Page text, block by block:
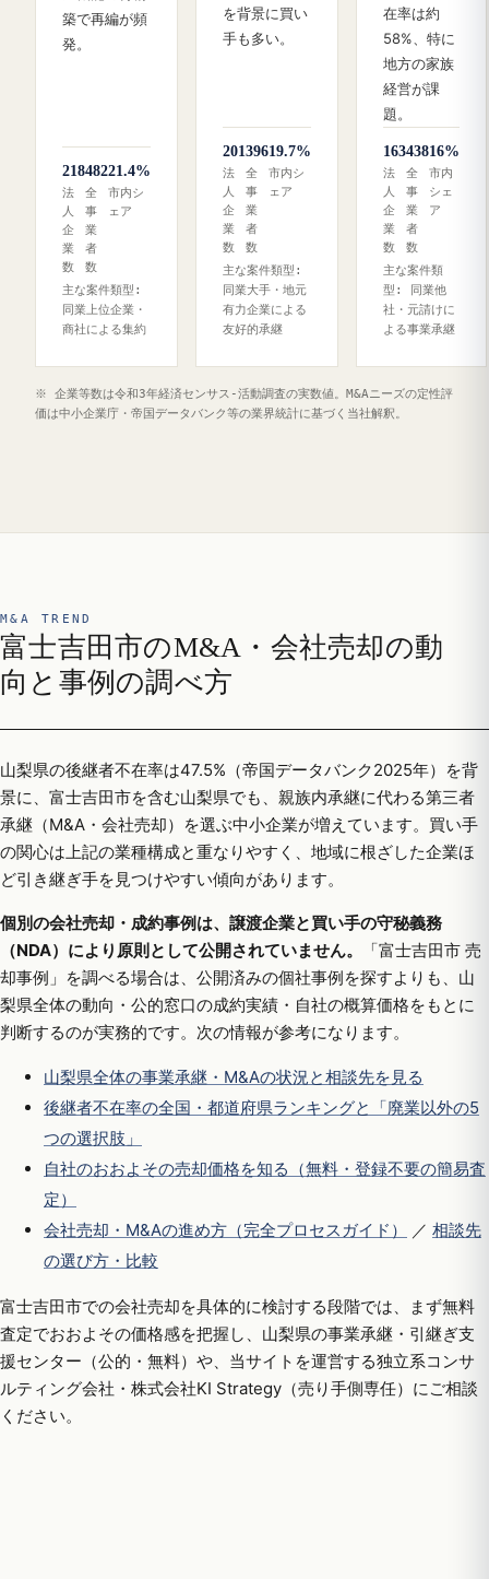
築で再編が頻
発。
218
法
人
企
業
数
482
全
事
業
者
数
21.4%
市内シ
ェア
主な案件類型:
同業上位企業・
商社による集約
を背景に買い
手も多い。
201
法
人
企
業
数
396
全
事
業
者
数
19.7%
市内シ
ェア
主な案件類型:
同業大手・地元
有力企業による
友好的承継
在率は約
58%、特に
地方の家族
経営が課
題。
163
法
人
企
業
数
438
全
事
業
者
数
16%
市内
シェ
ア
主な案件類
型: 同業他
社・元請けに
よる事業承継
※ 企業等数は令和3年経済センサス‐活動調査の実数値。M&Aニーズの定性評
価は中小企業庁・帝国データバンク等の業界統計に基づく当社解釈。
M&A TREND
富士吉田市のM&A・会社売却の動
向と事例の調べ方
山梨県の後継者不在率は47.5%（帝国データバンク2025年）を背
景に、富士吉田市を含む山梨県でも、親族内承継に代わる第三者
承継（M&A・会社売却）を選ぶ中小企業が増えています。買い手
の関心は上記の業種構成と重なりやすく、地域に根ざした企業ほ
ど引き継ぎ手を見つけやすい傾向があります。
個別の会社売却・成約事例は、譲渡企業と買い手の守秘義務
（NDA）により原則として公開されていません。
「富士吉田市 売
却事例」を調べる場合は、公開済みの個社事例を探すよりも、山
梨県全体の動向・公的窓口の成約実績・自社の概算価格をもとに
判断するのが実務的です。次の情報が参考になります。
山梨県全体の事業承継・M&Aの状況と相談先を見る
後継者不在率の全国・都道府県ランキングと「廃業以外の5
つの選択肢」
自社のおおよその売却価格を知る（無料・登録不要の簡易査
定）
会社売却・M&Aの進め方（完全プロセスガイド）
／ 相談先
の選び方・比較
富士吉田市での会社売却を具体的に検討する段階では、まず無料
査定でおおよその価格感を把握し、山梨県の事業承継・引継ぎ支
援センター（公的・無料）や、当サイトを運営する独立系コンサ
ルティング会社・株式会社KI Strategy（売り手側専任）にご相談
ください。